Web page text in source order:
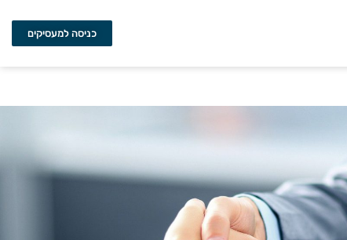
כניסה למעסיקים